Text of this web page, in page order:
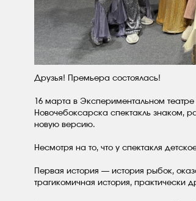
Друзья! Премьера состоялась!
16 марта в Экспериментальном
Новочебоксарска спектакль знаком,
новую версию.
Несмотря на то, что у спектакля
Первая история — история рыбок,
трагикомичная история, практически